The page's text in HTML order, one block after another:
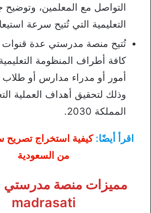
التواصل مع المعلمين، وتوضيح
التعليمية التي تُتيح سرعة
تُتيح منصة مدرستي عدة قنوات
كافة أطراف المنظومة
أمور أو مدراء مدارس أو طلاب
وذلك لتحقيق أهداف العملية
المملكة 2030.
اقرأ أيضًا:كيفية استخراج تصريح
من السعودية
مميزات منصة مدرستي
madrasati